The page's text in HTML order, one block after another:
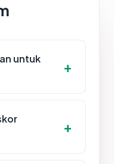
untuk